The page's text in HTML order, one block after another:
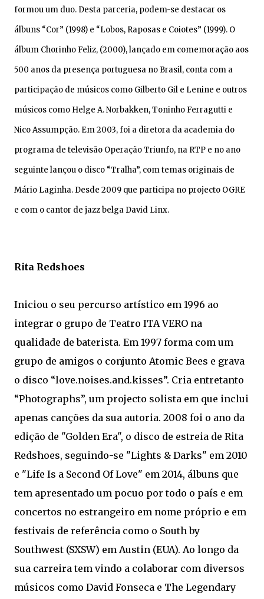
formou um duo. Desta parceria, podem-se destacar os
álbuns “Cor” (1998) e “Lobos, Raposas e Coiotes” (1999). O
álbum Chorinho Feliz, (2000), lançado em comemoração aos
500 anos da presença portuguesa no Brasil, conta com a
participação de músicos como Gilberto Gil e Lenine e outros
músicos como Helge A. Norbakken, Toninho Ferragutti e
Nico Assumpção. Em 2003, foi a diretora da academia do
programa de televisão Operação Triunfo, na RTP e no ano
seguinte lançou o disco “Tralha”, com temas originais de
Mário Laginha. Desde 2009 que participa no projecto OGRE
e com o cantor de jazz belga David Linx.
Rita Redshoes
Iniciou o seu percurso artístico em 1996 ao
integrar o grupo de Teatro ITA VERO na
qualidade de baterista. Em 1997 forma com um
grupo de amigos o conjunto Atomic Bees e grava
o disco “love.noises.and.kisses”. Cria entretanto
“Photographs”, um projecto solista em que inclui
apenas canções da sua autoria. 2008 foi o ano da
edição de "Golden Era", o disco de estreia de Rita
Redshoes, seguindo-se "Lights & Darks" em 2010
e "Life Is a Second Of Love" em 2014, álbuns que
tem apresentado um pocuo por todo o país e em
concertos no estrangeiro em nome próprio e em
festivais de referência como o South by
Southwest (SXSW) em Austin (EUA). Ao longo da
sua carreira tem vindo a colaborar com diversos
músicos como David Fonseca e The Legendary